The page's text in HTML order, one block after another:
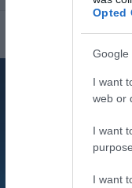
Opted
Google
I want
web or
I want
I want